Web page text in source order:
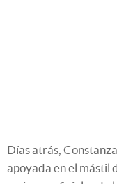
Días atrás,
apoyada en el mástil